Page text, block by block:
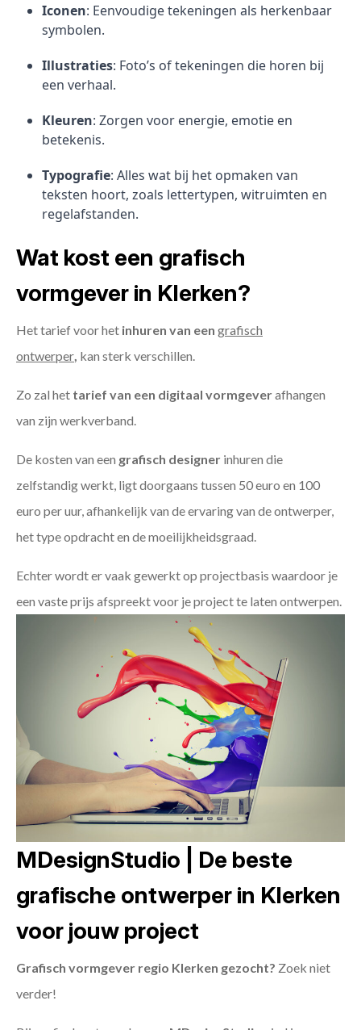
Iconen: Eenvoudige tekeningen als herkenbaar
symbolen.
Illustraties: Foto’s of tekeningen die horen bij
een verhaal.
Kleuren: Zorgen voor energie, emotie en
betekenis.
Typografie: Alles wat bij het opmaken van
teksten hoort, zoals lettertypen, witruimten en
regelafstanden.
Wat kost een grafisch
vormgever in Klerken?
Het tarief voor het inhuren van een grafisch
ontwerper kan sterk verschillen.
Zo zal het tarief van een digitaal vormgeverafhangen
van zijn werkverband.
De kosten van een grafisch designer inhuren die
zelfstandig werkt, ligt doorgaans tussen 50 euro en 100
euro per uur, afhankelijk van de ervaring van de ontwerper,
het type opdracht en de moeilijkheidsgraad.
Echter wordt er vaak gewerkt op projectbasis waardoor je
een vaste prijs afspreekt voor je project te laten ontwerpen.
MDesignStudio | De beste
grafische ontwerper in Klerken
voor jouw project
Grafisch vormgever regio Klerken gezocht? Zoek niet
verder!